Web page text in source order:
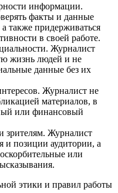
информации.
факты и данные
также придерживаться
в своей работе.
Журналист
жизнь людей и не
данные без их
Журналист не
материалов, в
или финансовый
зрителям. Журналист
и позиции аудитории, а
или
этики и правил работы